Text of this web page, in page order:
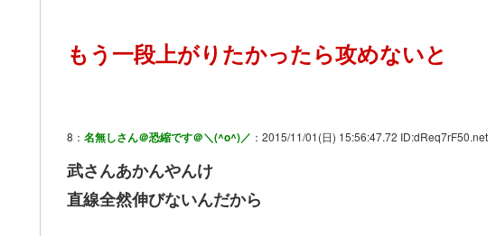
もう一段上がりたかったら攻めないと
8： 名無しさん＠恐縮です＠＼(^o^)／ ：2015/11/01(日) 15:56:47.72 ID:dReq7rF50.net
武さんあかんやんけ
直線全然伸びないんだから